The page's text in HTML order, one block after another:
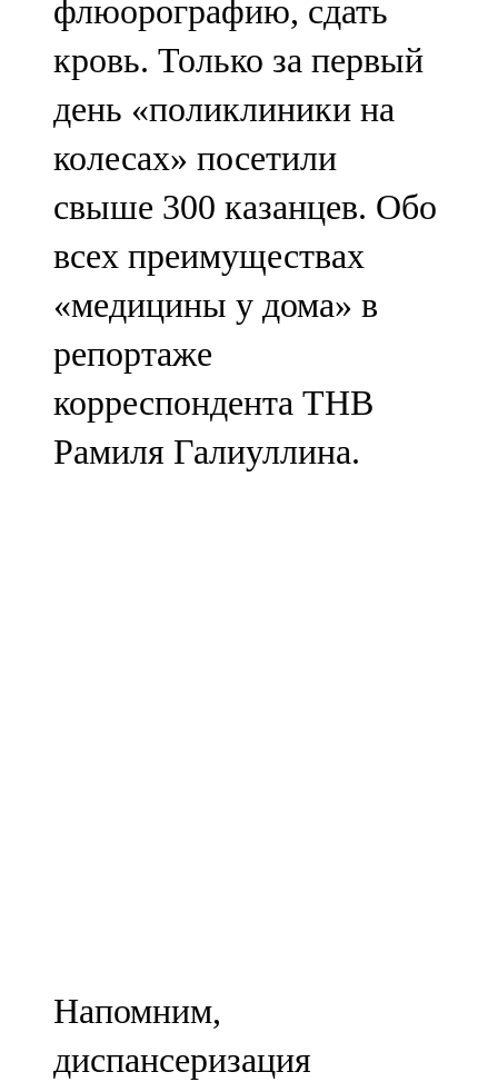
флюорографию, сдать
кровь. Только за первый
день «поликлиники на
колесах» посетили
свыше 300 казанцев. Обо
всех преимуществах
«медицины у дома» в
репортаже
корреспондента ТНВ
Рамиля Галиуллина.
Напомним,
диспансеризация